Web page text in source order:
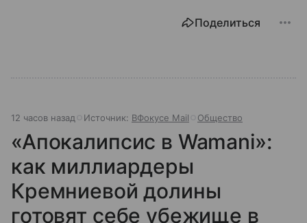
Поделиться
12 часов назад Источник: ВФокусе Mail Общество
«Апокалипсис в Wamani»:
как миллиардеры
Кремниевой долины
готовят себе убежище в